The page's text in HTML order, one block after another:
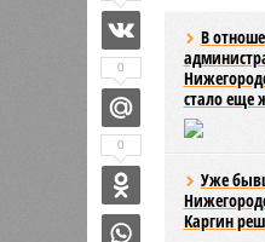
В
стало еще
Уже
Каргин
0
0